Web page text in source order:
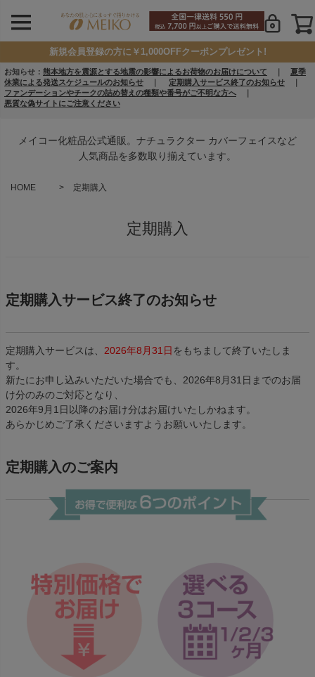
新規会員登録の方に￥1,000OFFクーポンプレゼント!
お知らせ： 熊本地方を震源とする地震の影響によるお荷物のお届けについて
夏季
休業による発送スケジュールのお知らせ
定期購入サービス終了のお知らせ
ファンデーションやチークの詰め替えの種類や番号がご不明な方へ
悪質な偽サイトにご注意ください
メイコー化粧品公式通販。ナチュラクター カバーフェイスなど
人気商品を多数取り揃えています。
HOME 定期購入
定期購入
定期購入サービス終了のお知らせ
定期購入サービスは、 2026年8月31日 をもちまして終了いたしま
す。
新たにお申し込みいただいた場合でも、2026年8月31日までのお届
け分のみのご対応となり、
2026年9月1日以降のお届け分はお届けいたしかねます。
あらかじめご了承くださいますようお願いいたします。
定期購入のご案内